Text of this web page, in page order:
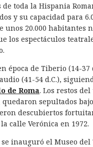
toda la Hispania
y su capacidad para
unos 20.000 habitantes
los espectáculos
época de Tiberio (14-37
(41-54 d.C.),
de Roma. Los restos
quedaron sepultados
descubiertos
calle Verónica en 1972.
inauguró el Museo del